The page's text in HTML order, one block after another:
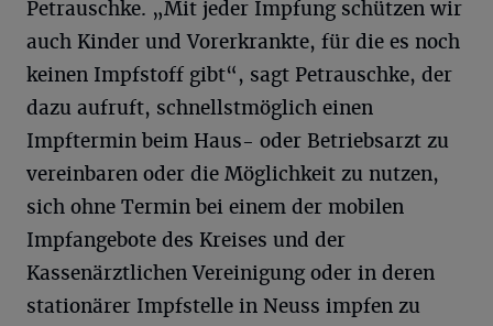
Petrauschke. „Mit jeder Impfung schützen wir
auch Kinder und Vorerkrankte, für die es noch
keinen Impfstoff gibt“, sagt Petrauschke, der
dazu aufruft, schnellstmöglich einen
Impftermin beim Haus- oder Betriebsarzt zu
vereinbaren oder die Möglichkeit zu nutzen,
sich ohne Termin bei einem der mobilen
Impfangebote des Kreises und der
Kassenärztlichen Vereinigung oder in deren
stationärer Impfstelle in Neuss impfen zu